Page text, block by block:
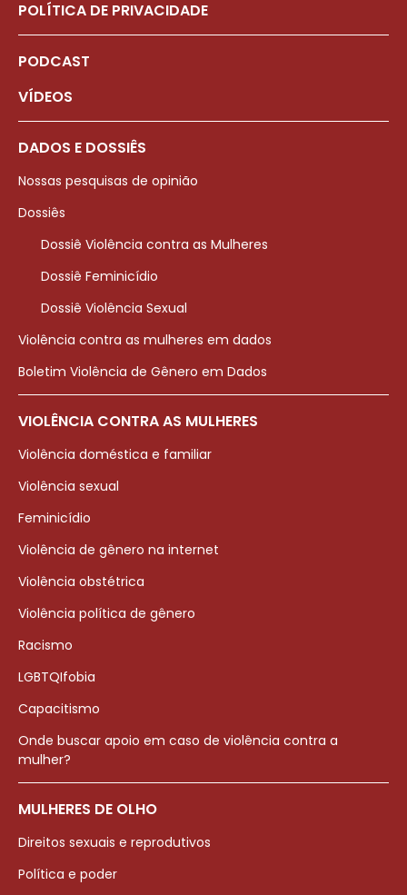
POLÍTICA DE PRIVACIDADE
PODCAST
VÍDEOS
DADOS E DOSSIÊS
Nossas pesquisas de opinião
Dossiês
Dossiê Violência contra as Mulheres
Dossiê Feminicídio
Dossiê Violência Sexual
Violência contra as mulheres em dados
Boletim Violência de Gênero em Dados
VIOLÊNCIA CONTRA AS MULHERES
Violência doméstica e familiar
Violência sexual
Feminicídio
Violência de gênero na internet
Violência obstétrica
Violência política de gênero
Racismo
LGBTQIfobia
Capacitismo
Onde buscar apoio em caso de violência contra a
mulher?
MULHERES DE OLHO
Direitos sexuais e reprodutivos
Política e poder